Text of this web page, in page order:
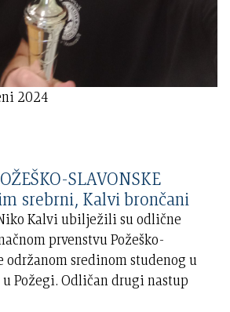
2024
SLAVONSKE
srebrni, Kalvi brončani
Kalvi ubilježili su odlične
prvenstvu Požeško-
održanom sredinom studenog u
Požegi. Odličan drugi nastup